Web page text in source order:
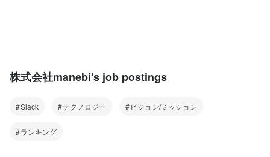
株式会社manebi's job postings
Slack テクノロジー ビジョン/ミッション
ランキング